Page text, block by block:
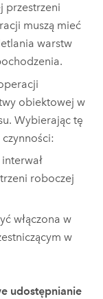
przestrzeni
muszą mieć
warstw
obiektowej w
Wybierając tę
roboczej
włączona w
w
udostępnianie